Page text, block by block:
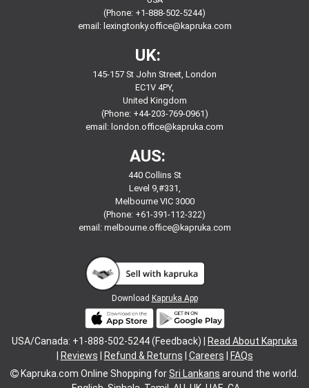
(Phone: +1-888-502-5244)
email: lexingtonky.office@kapruka.com
UK:
145-157 St John Street, London
EC1V 4PY,
United Kingdom
(Phone: +44-203-769-0961)
email: london.office@kapruka.com
AUS:
440 Collins St
Level 9,#331,
Melbourne VIC 3000
(Phone: +61-391-112-322)
email: melbourne.office@kapruka.com
Download Kapruka App
USA/Canada: +1-888-502-5244 (Feedback) |
Read About Kapruka
Reviews Refund & Returns Careers
FAQs
Kapruka.com Online Shopping forSri Lankans around the world.